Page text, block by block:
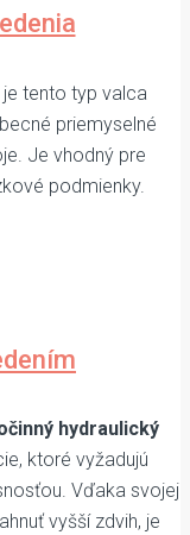
tento typ valca
priemyselné
Je vhodný pre
podmienky.
hydraulický
ktoré vyžadujú
Vďaka svojej
vyšší zdvih, je